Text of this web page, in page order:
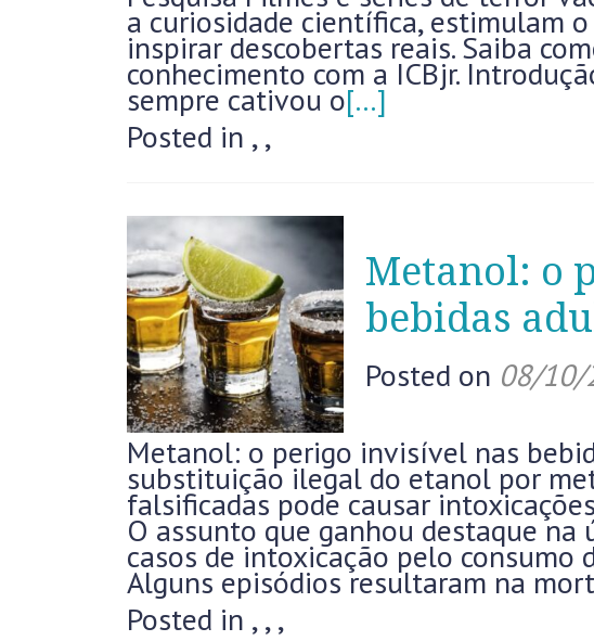
a curiosidade científica, estimulam
inspirar descobertas reais. Saiba
conhecimento com a ICBjr.
sempre cativou o[…]
Posted in ,,
Metanol: o
bebidas
Posted on 08/10/
Metanol: o perigo invisível nas
substituição ilegal do etanol por
falsificadas pode causar
O assunto que ganhou destaque
casos de intoxicação pelo consumo
Alguns episódios resultaram na
Posted in ,,,